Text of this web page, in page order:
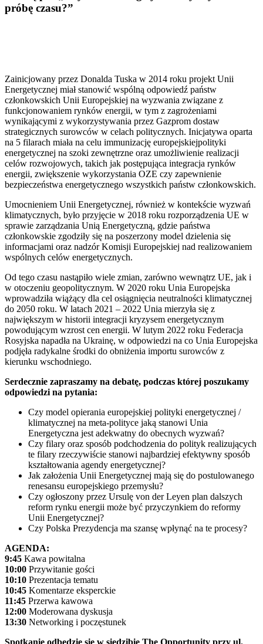
próbę czasu?”
Zainicjowany przez Donalda Tuska w 2014 roku projekt Unii
Energetycznej miał stanowić wspólną odpowiedź państw
członkowskich Unii Europejskiej na wyzwania związane z
funkcjonowaniem rynków energii, w tym z zagrożeniami
wynikającymi z wykorzystywania przez Gazprom dostaw
strategicznych surowców w celach politycznych. Inicjatywa oparta
na 5 filarach miała na celu immunizację europejskiejpolityki
energetycznej na szoki zewnętrzne oraz umożliwienie realizacji
celów rozwojowych, takich jak postępująca integracja rynków
energii, zwiększenie wykorzystania OZE czy zapewnienie
bezpieczeństwa energetycznego wszystkich państw członkowskich.
Umocnieniem Unii Energetycznej, również w kontekście wyzwań
klimatycznych, było przyjęcie w 2018 roku rozporządzenia UE w
sprawie zarządzania Unią Energetyczną, gdzie państwa
członkowskie zgodziły się na poszerzony model dzielenia się
informacjami oraz nadzór Komisji Europejskiej nad realizowaniem
wspólnych celów energetycznych.
Od tego czasu nastąpiło wiele zmian, zarówno wewnątrz UE, jak i
w otoczeniu geopolitycznym. W 2020 roku Unia Europejska
wprowadziła wiążący dla cel osiągnięcia neutralności klimatycznej
do 2050 roku. W latach 2021 – 2022 Unia mierzyła się z
największym w historii integracji kryzysem energetycznym
powodującym wzrost cen energii. W lutym 2022 roku Federacja
Rosyjska napadła na Ukrainę, w odpowiedzi na co Unia Europejska
podjęła radykalne środki do obniżenia importu surowców z
kierunku wschodniego.
Serdecznie zapraszamy na debatę, podczas której poszukamy
odpowiedzi na pytania:
Czy model opierania europejskiej polityki energetycznej /
klimatycznej na meta-polityce jaką stanowi Unia
Energetyczna jest adekwatny do obecnych wyzwań?
Czy filary oraz sposób podchodzenia do polityk realizujących
te filary rzeczywiście stanowi najbardziej efektywny sposób
kształtowania agendy energetycznej?
Jak założenia Unii Energetycznej mają się do postulowanego
renesansu europejskiego przemysłu?
Czy ogłoszony przez Ursulę von der Leyen plan dalszych
reform rynku energii może być przyczynkiem do reformy
Unii Energetycznej?
Czy Polska Prezydencja ma szansę wpłynąć na te procesy?
AGENDA:
9:45 Kawa powitalna
10:00 Przywitanie gości
10:10 Prezentacja tematu
10:45 Komentarze eksperckie
11:45 Przerwa kawowa
12:00 Moderowana dyskusja
13:30 Networking i poczęstunek